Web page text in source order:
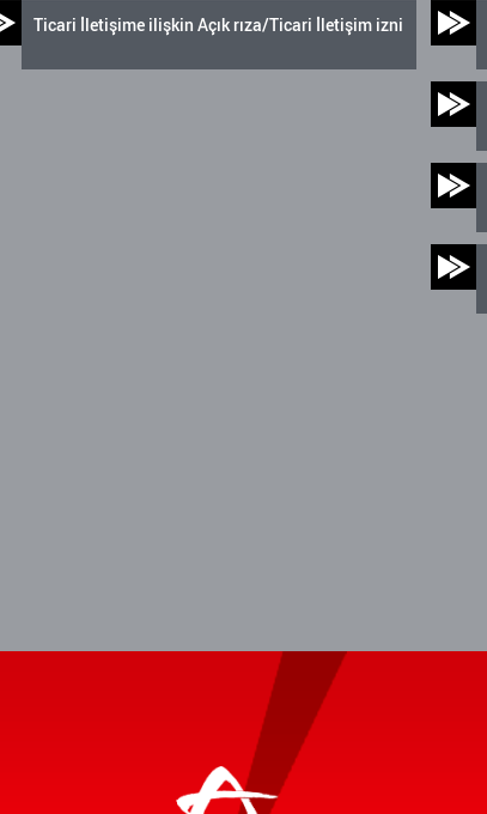
Ticari İletişime ilişkin Açık rıza/Ticari İletişim izni